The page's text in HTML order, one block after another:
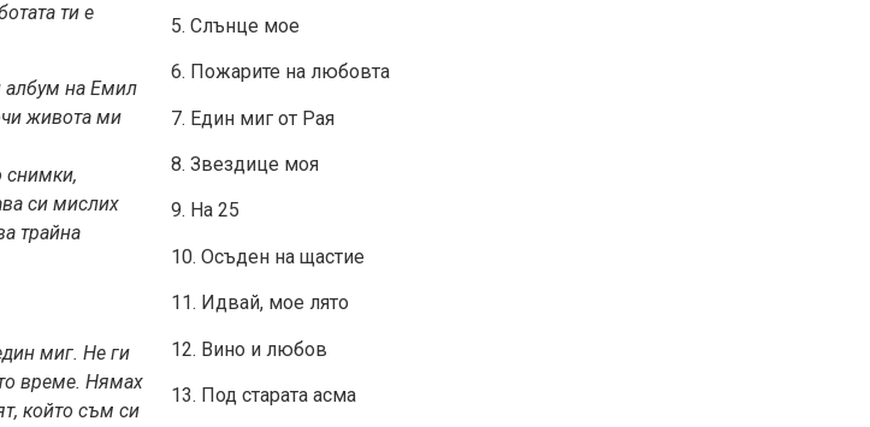
ти е
албум на Емил
живота ми
снимки,
си мислих
трайна
миг. Не ги
време. Нямах
който съм си
5. Слънце мое
6. Пожарите на любовта
7. Един миг от Рая
8. Звездице моя
9. На 25
10. Осъден на щастие
11. Идвай, мое лято
12. Вино и любов
13. Под старата асма